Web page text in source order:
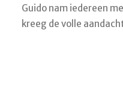
Guido nam iedereen
kreeg de volle